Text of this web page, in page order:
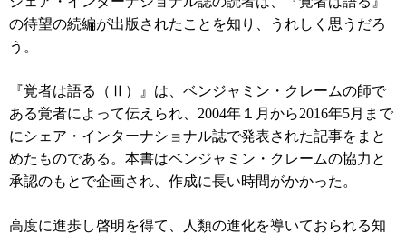
の待望の続編が出版されたことを知り、うれしく思うだろ
う。
『覚者は語る（Ⅱ）』は、ベンジャミン・クレームの師で
ある覚者によって伝えられ、 2004年１月から2016年5月まで
にシェア・インターナショナル誌で発表された記事をまと
めたものである。本書はベンジャミン・クレームの協力と
承認のもとで企画され、作成に長い時間がかかった。
高度に進歩し啓明を得て、人類の進化を導いておられる知